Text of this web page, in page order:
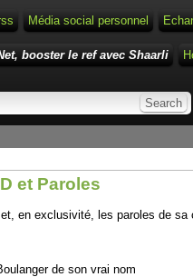
Média social personnel
booster le ref avec Shaarli
et Paroles
en exclusivité, les paroles de
de son vrai nom